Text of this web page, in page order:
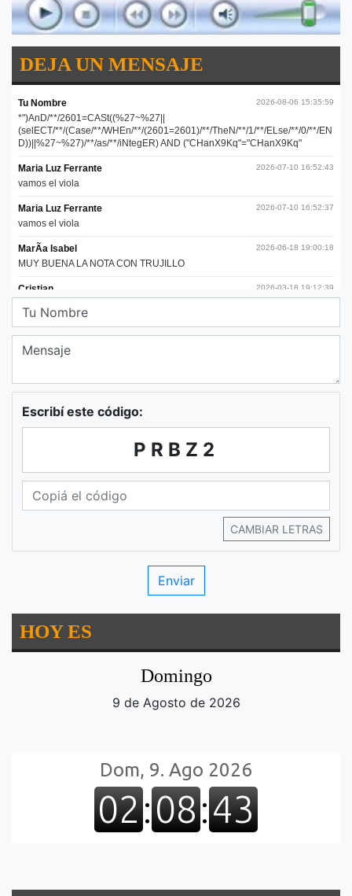
DEJA UN MENSAJE
Escribí este código:
PRBZ2
CAMBIAR LETRAS
HOY ES
Domingo
9 de Agosto de 2026